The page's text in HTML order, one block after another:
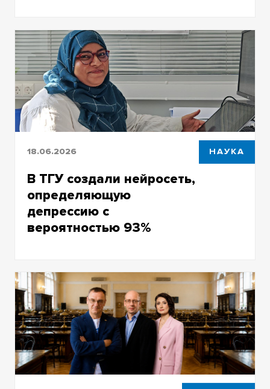
находить скрытые противоречия в текстах
методом деконструкции
18.06.2026 НАУКА
В ТГУ создали нейросеть,
определяющую
депрессию с
вероятностью 93%
биологических данных в одном алгоритме,
чтобы помочь психиатрам ставить более
точные диагнозы